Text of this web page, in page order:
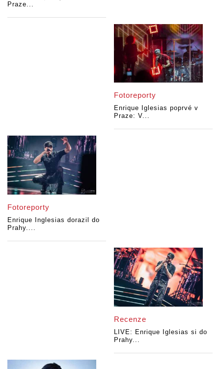
Praze...
Fotoreporty
Enrique Iglesias poprvé v
Praze: V...
Fotoreporty
Enrique Inglesias dorazil do
Prahy....
Recenze
LIVE: Enrique Iglesias si do
Prahy...